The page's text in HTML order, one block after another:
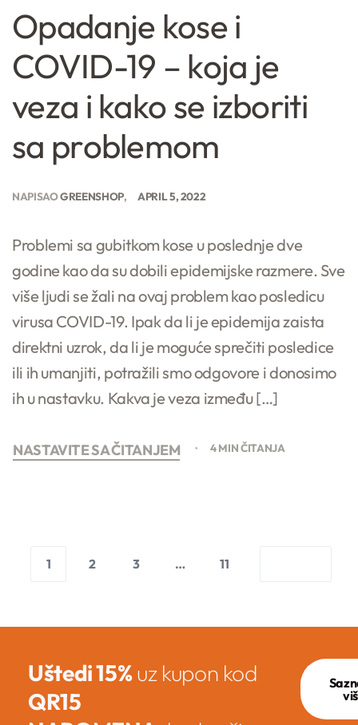
Opadanje kose i
COVID-19 – koja je
veza i kako se izboriti
sa problemom
NAPISAOGREENSHOP APRIL 5, 2022
Problemi sa gubitkom kose u poslednje dve
godine kao da su dobili epidemijske razmere. Sve
više ljudi se žali na ovaj problem kao posledicu
virusa COVID-19. Ipak da li je epidemija zaista
direktni uzrok, da li je moguće sprečiti posledice
ili ih umanjiti, potražili smo odgovore i donosimo
ih u nastavku. Kakva je veza između […]
NASTAVITE SA ČITANJEM 4 MIN ČITANJA
1 2 3 … 11
Uštedi 15%uz kupon kod
QR15